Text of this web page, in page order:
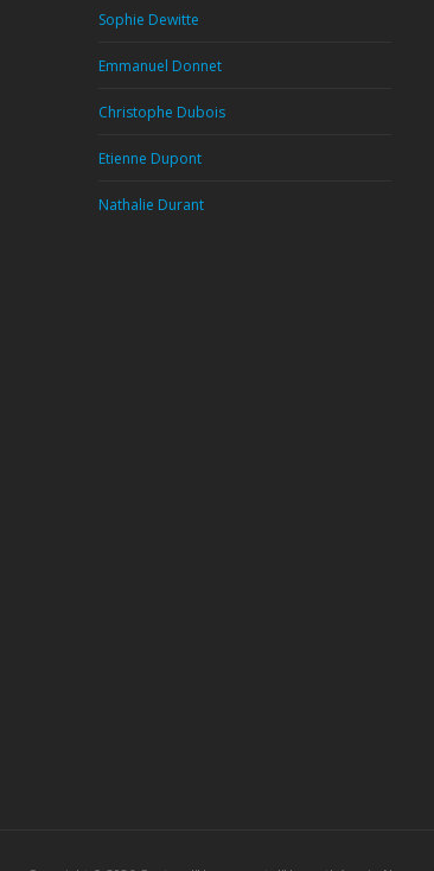
Sophie Dewitte
Emmanuel Donnet
Christophe Dubois
Etienne Dupont
Nathalie Durant